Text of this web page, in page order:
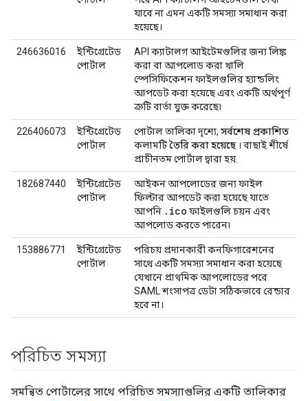
যাবে না এমন একটি সমস্যা সমাধান করা
হয়েছে।
246636016
ইন্টিগ্রেটেড
পোর্টাল
API ক্যাটালগ আইটেমগুলির জন্য লিঙ্ক
করা বা আপলোড করা খালি
স্পেসিফিকেশন ফাইলগুলির হ্যান্ডলিং
আপডেট করা হয়েছে এবং একটি অর্থপূর্ণ
ত্রুটি বার্তা যুক্ত করেছে৷
226406073
ইন্টিগ্রেটেড
পোর্টাল
পোর্টাল তালিকা দৃশ্যে, সর্বশেষ প্রকাশিত
কলামটিতৈরি করা হয়েছে। বাছাই শীর্ষে
প্রাচীনতম পোর্টাল দ্বারা হয়.
182687440
ইন্টিগ্রেটেড
পোর্টাল
আইকন আপলোডের জন্য ফাইল
ফিল্টার আপডেট করা হয়েছে যাতে
আপনি .ico ফাইলগুলি চয়ন এবং
আপলোড করতে পারেন৷
153886771
ইন্টিগ্রেটেড
পোর্টাল
পরিচয় প্রদানকারী কনফিগারেশনের
সাথে একটি সমস্যা সমাধান করা হয়েছে
যেখানে প্রাথমিক আপলোডের পরে
SAML শংসাপত্র ডেটা সঠিকভাবে রেন্ডার
হবে না।
পরিচিত সমস্যা
সমন্বিত পোর্টালের সাথে পরিচিত সমস্যাগুলির একটি তালিকার